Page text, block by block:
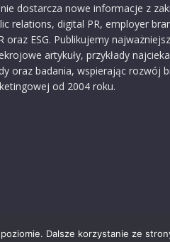
dostarcza nowe informacje z
relations, digital PR, employer
oraz ESG. Publikujemy
artykuły, przykłady
oraz badania, wspierając rozwój
od 2004 roku.
Dalsze korzystanie ze